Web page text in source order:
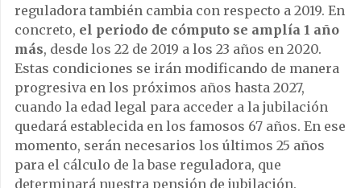
reguladora también cambia con respecto a 2019. En
concreto, el periodo de cómputo se amplía 1 año
más, desde los 22 de 2019 a los 23 años en 2020.
Estas condiciones se irán modificando de manera
progresiva en los próximos años hasta 2027,
cuando la edad legal para acceder a la jubilación
quedará establecida en los famosos 67 años. En ese
momento, serán necesarios los últimos 25 años
para el cálculo de la base reguladora, que
determinará nuestra pensión de jubilación.